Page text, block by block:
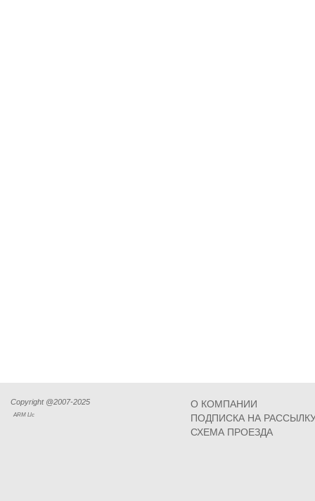
Copyright @2007-2025
ARM Llc
О КОМПАНИИ
ПОДПИСКА НА
СХЕМА ПРОЕЗДА